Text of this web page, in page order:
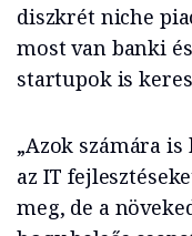
diszkrét niche
most van banki
startupok is
„Azok számára
az IT
meg, de a